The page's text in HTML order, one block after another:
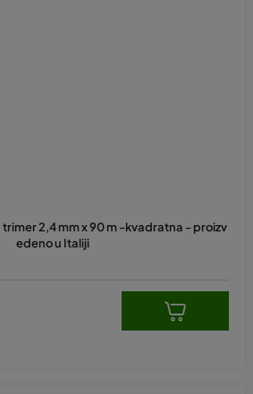
trimer 2,4 mm x 90 m -kvadratna - proizv
edeno u Italiji